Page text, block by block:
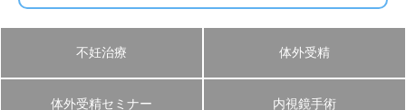
不妊治療 体外受精
体外受精セミナー 内視鏡手術